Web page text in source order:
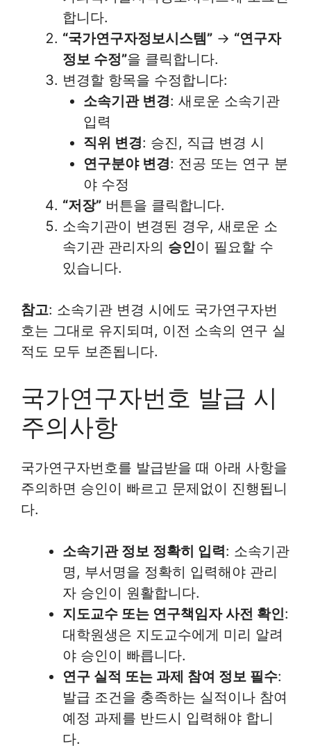
합니다.
“국가연구자정보시스템” → “연구자
정보 수정”을 클릭합니다.
변경할 항목을 수정합니다:
소속기관 변경: 새로운 소속기관
입력
직위 변경: 승진, 직급 변경 시
연구분야 변경: 전공 또는 연구 분
야 수정
“저장” 버튼을 클릭합니다.
소속기관이 변경된 경우, 새로운 소
속기관 관리자의 승인이 필요할 수
있습니다.
참고: 소속기관 변경 시에도 국가연구자번
호는 그대로 유지되며, 이전 소속의 연구 실
적도 모두 보존됩니다.
국가연구자번호 발급 시
주의사항
국가연구자번호를 발급받을 때 아래 사항을
주의하면 승인이 빠르고 문제없이 진행됩니
다.
소속기관 정보 정확히 입력: 소속기관
명, 부서명을 정확히 입력해야 관리
자 승인이 원활합니다.
지도교수 또는 연구책임자 사전 확인:
대학원생은 지도교수에게 미리 알려
야 승인이 빠릅니다.
연구 실적 또는 과제 참여 정보 필수:
발급 조건을 충족하는 실적이나 참여
예정 과제를 반드시 입력해야 합니
다.